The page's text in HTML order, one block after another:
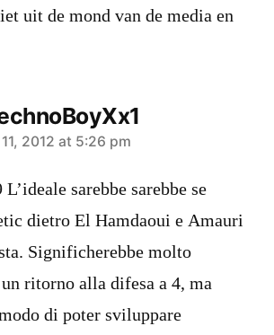
uit de mond van de media en
2012 at 5:26 pm
sarebbe sarebbe se
dietro El Hamdaoui e Amauri
Significherebbe molto
ritorno alla difesa a 4, ma
di poter sviluppare